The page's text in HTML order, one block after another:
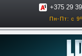
+375 29
Пн-Пт: с